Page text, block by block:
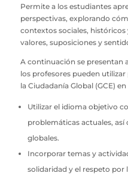
Permite a los estudiantes
perspectivas, explorando
contextos sociales,
valores, suposiciones y
A continuación se presentan
los profesores pueden
la Ciudadanía Global (GCE)
Utilizar el idioma objetivo
problemáticas actuales,
globales.
Incorporar temas y
solidaridad y el respeto por